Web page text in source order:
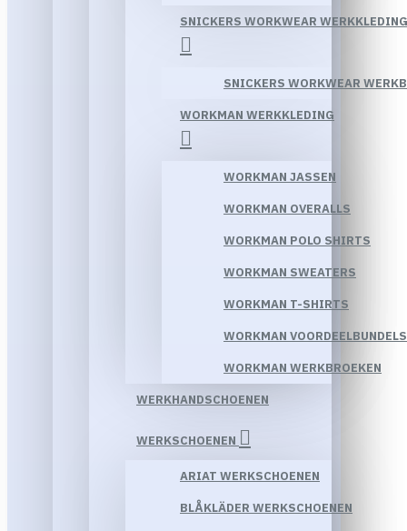
SNICKERS WORKWEAR WERKKLEDING
SNICKERS WORKWEAR
WORKMAN WERKKLEDING
WORKMAN JASSEN
WORKMAN OVERALLS
WORKMAN POLO SHIRTS
WORKMAN SWEATERS
WORKMAN T-SHIRTS
WORKMAN VOORDEELBUNDELS
WORKMAN WERKBROEKEN
WERKHANDSCHOENEN
WERKSCHOENEN
ARIAT WERKSCHOENEN
BLÅKLÄDER WERKSCHOENEN